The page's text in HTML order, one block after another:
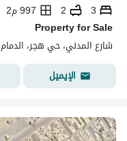
3
2
997 م2
Property for Sale
شارع المدني، حي هجر، الدمام
الإيميل